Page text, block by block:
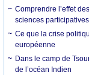
Comprendre l’effet
sciences participatives
Ce que la crise
européenne
Dans le camp de
de l’océan Indien